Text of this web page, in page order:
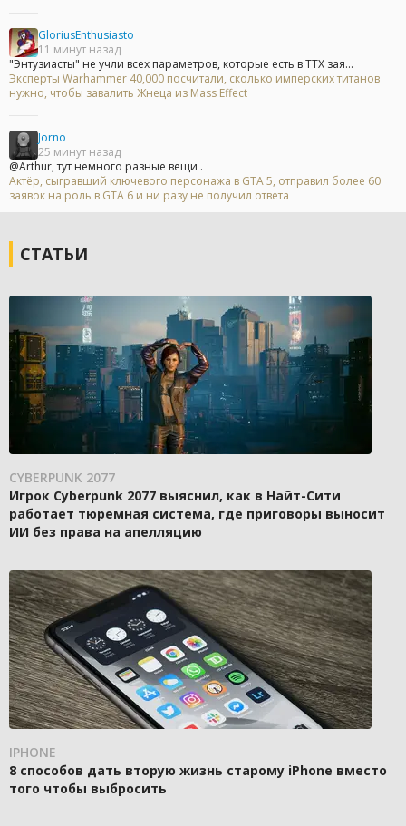
GloriusEnthusiasto
11 минут назад
"Энтузиасты" не учли всех параметров, которые есть в ТТХ зая...
Эксперты Warhammer 40,000 посчитали, сколько имперских титанов
нужно, чтобы завалить Жнеца из Mass Effect
Jorno
25 минут назад
@Arthur, тут немного разные вещи .
Актёр, сыгравший ключевого персонажа в GTA 5, отправил более 60
заявок на роль в GTA 6 и ни разу не получил ответа
СТАТЬИ
CYBERPUNK 2077
Игрок Cyberpunk 2077 выяснил, как в Найт-Сити
работает тюремная система, где приговоры выносит
ИИ без права на апелляцию
IPHONE
8 способов дать вторую жизнь старому iPhone вместо
того чтобы выбросить